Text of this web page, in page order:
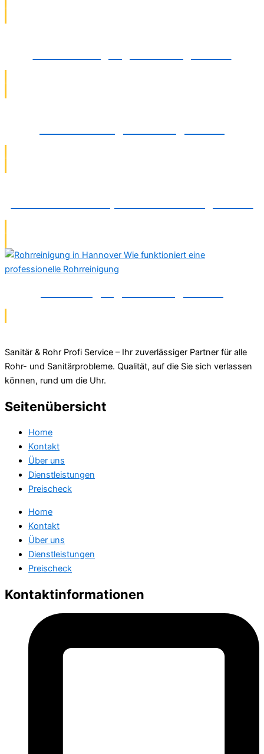
Sanitär & Rohr Profi Service – Ihr zuverlässiger Partner für alle
Rohr- und Sanitärprobleme. Qualität, auf die Sie sich verlassen
können, rund um die Uhr.
Seitenübersicht
Home
Kontakt
Über uns
Dienstleistungen
Preischeck
Home
Kontakt
Über uns
Dienstleistungen
Preischeck
Kontaktinformationen